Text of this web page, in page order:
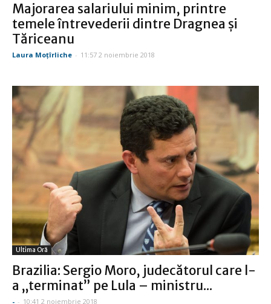
Majorarea salariului minim, printre
temele întrevederii dintre Dragnea şi
Tăriceanu
Laura Moţîrliche - 11:57 2 noiembrie 2018
Ultima Oră
Brazilia: Sergio Moro, judecătorul care l-
a „terminat” pe Lula – ministru...
- - 10:41 2 noiembrie 2018